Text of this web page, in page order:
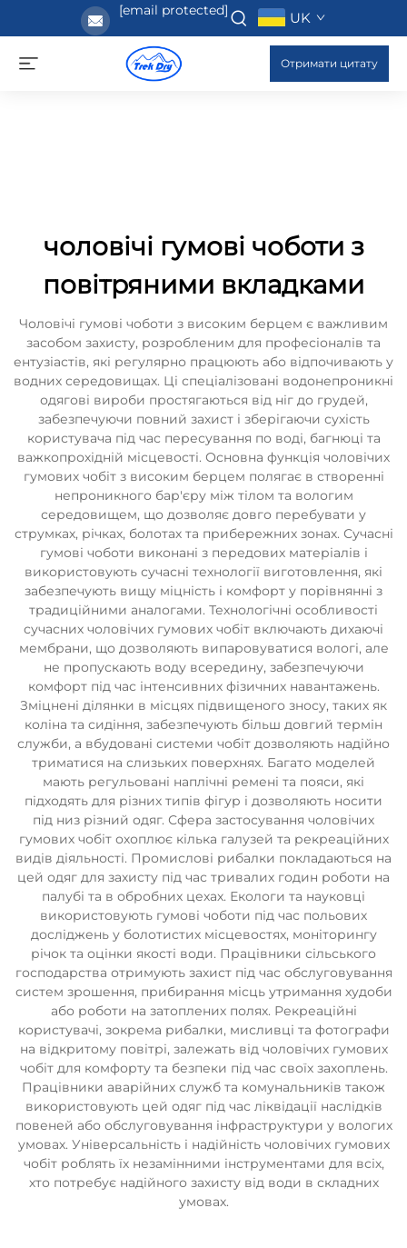
[email protected] UK
Отримати цитату
чоловічі гумові чоботи з
повітряними вкладками
Чоловічі гумові чоботи з високим берцем є важливим
засобом захисту, розробленим для професіоналів та
ентузіастів, які регулярно працюють або відпочивають у
водних середовищах. Ці спеціалізовані водонепроникні
одягові вироби простягаються від ніг до грудей,
забезпечуючи повний захист і зберігаючи сухість
користувача під час пересування по воді, багнюці та
важкопрохідній місцевості. Основна функція чоловічих
гумових чобіт з високим берцем полягає в створенні
непроникного бар'єру між тілом та вологим
середовищем, що дозволяє довго перебувати у
струмках, річках, болотах та прибережних зонах. Сучасні
гумові чоботи виконані з передових матеріалів і
використовують сучасні технології виготовлення, які
забезпечують вищу міцність і комфорт у порівнянні з
традиційними аналогами. Технологічні особливості
сучасних чоловічих гумових чобіт включають дихаючі
мембрани, що дозволяють випаровуватися вологі, але
не пропускають воду всередину, забезпечуючи
комфорт під час інтенсивних фізичних навантажень.
Зміцнені ділянки в місцях підвищеного зносу, таких як
коліна та сидіння, забезпечують більш довгий термін
служби, а вбудовані системи чобіт дозволяють надійно
триматися на слизьких поверхнях. Багато моделей
мають регульовані наплічні ремені та пояси, які
підходять для різних типів фігур і дозволяють носити
під низ різний одяг. Сфера застосування чоловічих
гумових чобіт охоплює кілька галузей та рекреаційних
видів діяльності. Промислові рибалки покладаються на
цей одяг для захисту під час тривалих годин роботи на
палубі та в обробних цехах. Екологи та науковці
використовують гумові чоботи під час польових
досліджень у болотистих місцевостях, моніторингу
річок та оцінки якості води. Працівники сільського
господарства отримують захист під час обслуговування
систем зрошення, прибирання місць утримання худоби
або роботи на затоплених полях. Рекреаційні
користувачі, зокрема рибалки, мисливці та фотографи
на відкритому повітрі, залежать від чоловічих гумових
чобіт для комфорту та безпеки під час своїх захоплень.
Працівники аварійних служб та комунальників також
використовують цей одяг під час ліквідації наслідків
повеней або обслуговування інфраструктури у вологих
умовах. Універсальність і надійність чоловічих гумових
чобіт роблять їх незамінними інструментами для всіх,
хто потребує надійного захисту від води в складних
умовах.